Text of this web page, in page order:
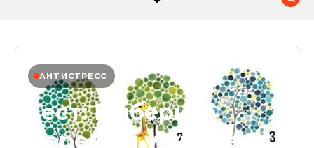
АНТИСТРЕСС
Тест: Выберите
дерево и узнайте,